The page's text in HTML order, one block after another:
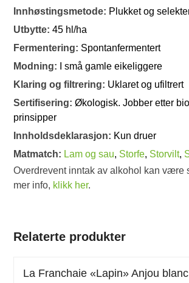
Innhøstingsmetode: Plukket og
Utbytte:45 hl/ha
Fermentering: Spontanfermentert
Modning:
I små gamle eikeliggere
Klaring og filtrering: Uklaret og ufiltrert
Sertifisering:Økologisk. Jobber etter
prinsipper
Innholdsdeklarasjon: Kun druer
Matmatch: Lam og sau, Storfe, Storvilt,
Overdrevent inntak av alkohol kan være
mer info, klikk her.
Relaterte produkter
La Franchaie «Lapin» Anjou blanc